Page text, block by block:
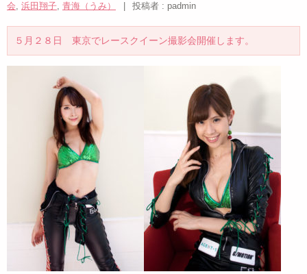
会, 浜田翔子, 青海（うみ） 投稿者 : padmin
５月２８日 東京でレースクイーン撮影会開催します。